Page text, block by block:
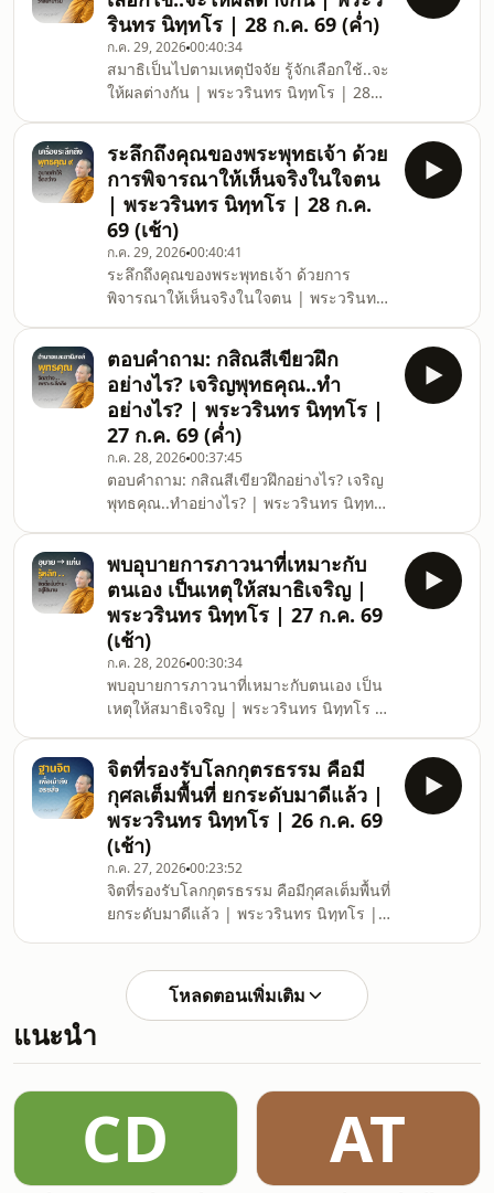
Facebook ข่าวสารประชาสัมพันธ์ :
www.facebook.com/dhammaareefoundation
YouTube คลังวิดีโอ :
www.youtube.com/@dhamma_aree
Instagram คลังภาพ :
www.instagram.com/dhamma_aree/
SoundCloud คลังเสียง :
@dhamma_aree LineGroup สอบถา
มการปฏ
รินทร นิทฺทโร | 28 ก.ค. 69 (ค่ำ)
ก.ค. 29, 202600:40:34
สมาธิเป็นไปตามเหตุปัจจัย รู้จักเลือกใช้..จะ
ให้ผลต่างกัน | พระวรินทร นิทฺทโร | 28
นิททโร ณ สวนธรรมอารี
จ.พระนครศรีอยุธยา (ค่ำ) 28 กรกฎาคม
2569 ติดตามธรรมะเพิ่มเติมได้ที่
Facebook ช่องทางสื่อสารหลัก :
www.facebook.com/dhammaaree
Facebook ข่าวสารประชาสัมพันธ์ :
www.facebook.com/dhammaareefoundation
YouTube คลังวิดีโอ :
www.youtube.com/@dhamma_aree
Instagram คลังภ
ระลึกถึงคุณของพระพุทธเจ้า ด้วย
การพิจารณาให้เห็นจริงในใจตน
| พระวรินทร นิทฺทโร | 28 ก.ค.
69 (เช้า)
ก.ค. 29, 202600:40:41
ระลึกถึงคุณของพระพุทธเจ้า ด้วยการ
พิจารณาให้เห็นจริงในใจตน | พระวรินทร
พระวรินทร นิททโร ณ สวนธรรมอารี
จ.พระนครศรีอยุธยา (เช้า) 28 กรกฎาคม
2569 ติดตามธรรมะเพิ่มเติมได้ที่
Facebook ช่องทางสื่อสารหลัก :
www.facebook.com/dhammaaree
Facebook ข่าวสารประชาสัมพันธ์ :
www.facebook.com/dhammaareefoundation
YouTube คลังวิดีโอ :
www.youtube.com/@dhamma_aree
ตอบคำถาม: กสิณสีเขียวฝึก
อย่างไร? เจริญพุทธคุณ..ทำ
อย่างไร? | พระวรินทร นิทฺทโร |
27 ก.ค. 69 (ค่ำ)
ก.ค. 28, 202600:37:45
ตอบคำถาม: กสิณสีเขียวฝึกอย่างไร? เจริญ
พุทธคุณ..ทำอย่างไร? | พระวรินทร นิทฺทโร
ทร นิททโร ณ สวนธรรมอารี
จ.พระนครศรีอยุธยา (ค่ำ) 27 กรกฎาคม
2569 ติดตามธรรมะเพิ่มเติมได้ที่
Facebook ช่องทางสื่อสารหลัก :
www.facebook.com/dhammaaree
Facebook ข่าวสารประชาสัมพันธ์ :
www.facebook.com/dhammaareefoundation
YouTube คลังวิดีโอ :
www.youtube.com/@dhamma_aree
Instagram คลั
พบอุบายการภาวนาที่เหมาะกับ
ตนเอง เป็นเหตุให้สมาธิเจริญ |
พระวรินทร นิทฺทโร | 27 ก.ค. 69
(เช้า)
ก.ค. 28, 202600:30:34
พบอุบายการภาวนาที่เหมาะกับตนเอง เป็น
เหตุให้สมาธิเจริญ | พระวรินทร นิทฺทโร |
ทร นิททโร ณ สวนธรรมอารี
จ.พระนครศรีอยุธยา (เช้า) 27 กรกฎาคม
2569 ติดตามธรรมะเพิ่มเติมได้ที่
Facebook ช่องทางสื่อสารหลัก :
www.facebook.com/dhammaaree
Facebook ข่าวสารประชาสัมพันธ์ :
www.facebook.com/dhammaareefoundation
YouTube คลังวิดีโอ :
www.youtube.com/@dhamma_aree
จิตที่รองรับโลกกุตรธรรม คือมี
กุศลเต็มพื้นที่ ยกระดับมาดีแล้ว |
พระวรินทร นิทฺทโร | 26 ก.ค. 69
(เช้า)
ก.ค. 27, 202600:23:52
จิตที่รองรับโลกกุตรธรรม คือมีกุศลเต็มพื้นที่
ยกระดับมาดีแล้ว | พระวรินทร นิทฺทโร |
จ.พระนครศรีอยุธยา (เช้า) 26 กรกฎาคม
2569 ติดตามธรรมะเพิ่มเติมได้ที่
www.facebook.com/dhammaareefoundation
YouTube คลังวิดีโอ :
www.youtube.com/@dhamma_aree
Instagra
โหลดตอนเพิ่มเติม
แนะนำ
CD AT